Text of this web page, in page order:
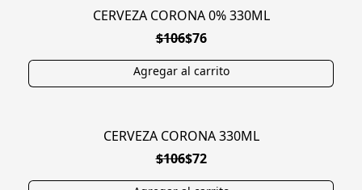
CERVEZA CORONA 0% 330ML
$106$76
CERVEZA CORONA 330ML
$106$72